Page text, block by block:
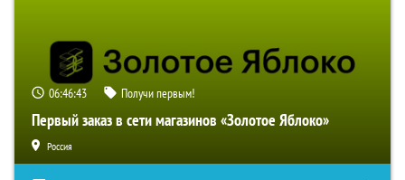
06:46:42 Получи первым!
Первый заказ в сети магазинов «Золотое Яблоко»
Россия